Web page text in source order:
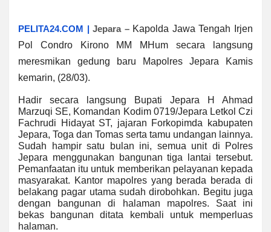
PELITA24.COM | Jepara – Kapolda Jawa Tengah Irjen
Pol Condro Kirono MM MHum secara langsung
meresmikan gedung baru Mapolres Jepara Kamis
kemarin, (28/03).
Hadir secara langsung Bupati Jepara H Ahmad
Marzuqi SE, Komandan Kodim 0719/Jepara Letkol Czi
Fachrudi Hidayat ST, jajaran Forkopimda kabupaten
Jepara, Toga dan Tomas serta tamu undangan lainnya.
Sudah hampir satu bulan ini, semua unit di Polres
Jepara menggunakan bangunan tiga lantai tersebut.
Pemanfaatan itu untuk memberikan pelayanan kepada
masyarakat. Kantor mapolres yang berada berada di
belakang pagar utama sudah dirobohkan. Begitu juga
dengan bangunan di halaman mapolres. Saat ini
bekas bangunan ditata kembali untuk memperluas
halaman.